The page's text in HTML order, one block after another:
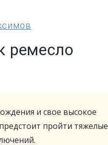
ремесло
и свое высокое
пройти тяжелые